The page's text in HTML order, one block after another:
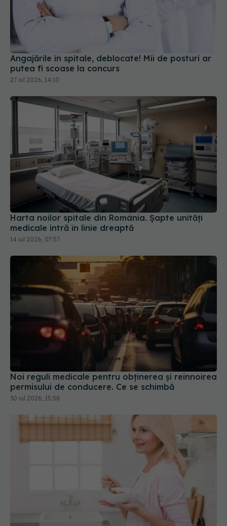
Angajările în spitale, deblocate! Mii de posturi ar
putea fi scoase la concurs
27 iul 2026, 14:10
Harta noilor spitale din România. Șapte unități
medicale intră în linie dreaptă
14 iul 2026, 07:57
Noi reguli medicale pentru obținerea și reînnoirea
permisului de conducere. Ce se schimbă
Fereastra alimentară de opt ore ar putea ajuta
creierul femeilor de peste 50 de ani